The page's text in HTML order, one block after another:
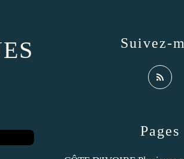
Pages
Suivez-